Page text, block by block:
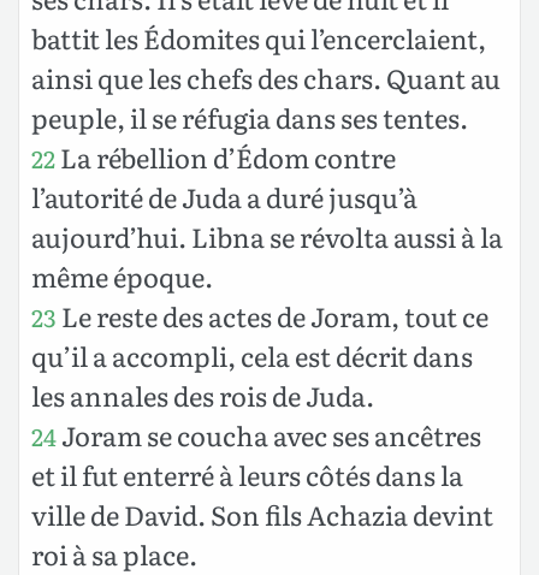
battit les Édomites qui l’encerclaient,
ainsi que les chefs des chars. Quant au
peuple, il se réfugia dans ses tentes.
22La rébellion d’Édom contre
l’autorité de Juda a duré jusqu’à
aujourd’hui. Libna se révolta aussi à la
même époque.
23 Le reste des actes de Joram, tout ce
qu’il a accompli, cela est décrit dans
les annales des rois de Juda.
24Joram se coucha avec ses ancêtres
et il fut enterré à leurs côtés dans la
ville de David. Son fils Achazia devint
roi à sa place.